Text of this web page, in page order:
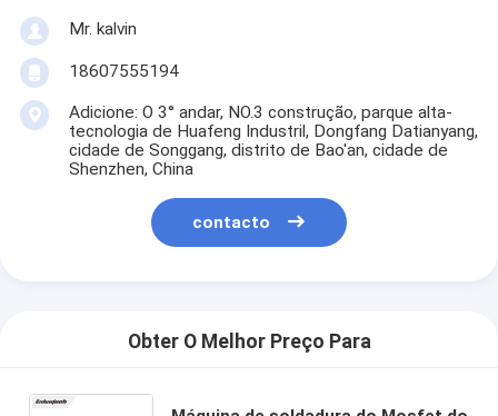
Mr. kalvin
18607555194
Adicione: O 3° andar, NO.3 construção, parque alta-
tecnologia de Huafeng Industril, Dongfang Datianyang,
cidade de Songgang, distrito de Bao'an, cidade de
Shenzhen, China
contacto
Obter O Melhor Preço Para